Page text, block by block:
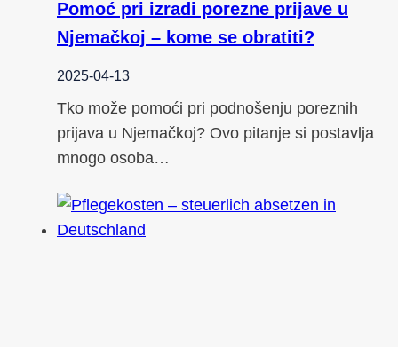
Pomoć pri izradi porezne prijave u
Njemačkoj – kome se obratiti?
2025-04-13
Tko može pomoći pri podnošenju poreznih
prijava u Njemačkoj? Ovo pitanje si postavlja
mnogo osoba…